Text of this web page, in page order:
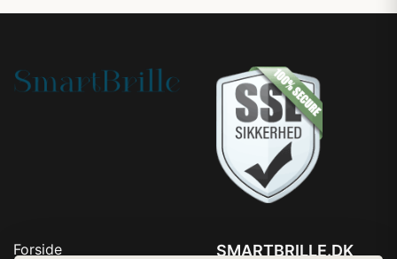
Forside SMARTBRILLE.DK